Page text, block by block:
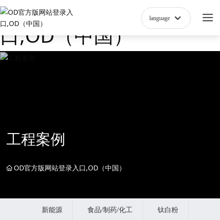
OD官方版网站登录入
口,OD（中国）
language
工程案例
OD官方版网站登录入口,OD（中国）
新能源 食品/制药/化工 钛白粉